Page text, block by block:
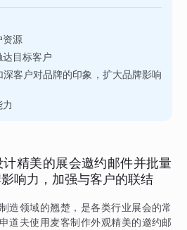
资源
目标客户
客户对品牌的印象，扩大品牌影响
精美的展会邀约邮件并批量
响力，加强与客户的联结
造领域的翘楚，是各类行业展会的常
道夫使用麦客制作外观精美的邀约邮